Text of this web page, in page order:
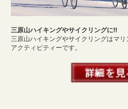
三原山ハイキングやサイクリングに!!
三原山ハイキングやサイクリングはマ
アクティビティーです。